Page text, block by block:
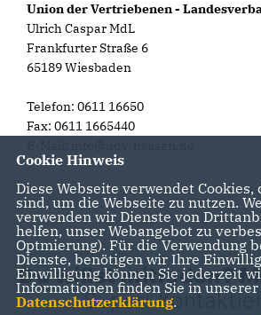
Union der Vertriebenen -
Ulrich Caspar MdL
Frankfurter Straße 6
65189 Wiesbaden
Telefon: 0611 16650
Fax: 0611 1665440
Du willst mitreden?
Super! Kontaktier
Cookie Hinweis
Diese Webseite verwendet
sind, um die Webseite zu nutzen.
verwenden wir Dienste von
helfen, unser Webangebot zu
Optmierung). Für die Verwendung
Dienste, benötigen wir Ihre
Einwilligung können Sie jederzeit
Informationen finden Sie in unserer
Datenschutzerklärung.